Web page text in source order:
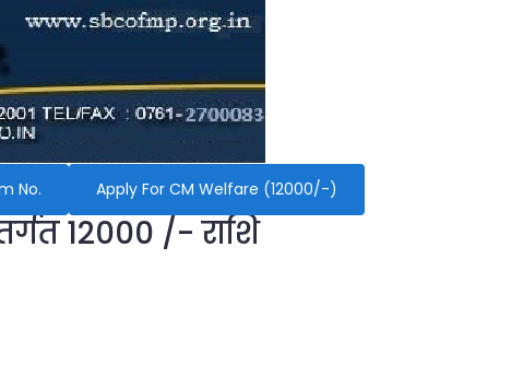
No. Apply For CM Welfare (12000/-)
12000 /- राशि